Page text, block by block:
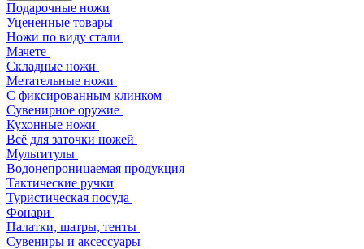
Подарочные ножи
Уцененные товары
Ножи по виду стали
Мачете
Складные ножи
Метательные ножи
С фиксированным клинком
Сувенирное оружие
Кухонные ножи
Всё для заточки ножей
Мультитулы
Водонепроницаемая продукция
Тактические ручки
Туристическая посуда
Фонари
Палатки, шатры, тенты
Сувениры и аксессуары